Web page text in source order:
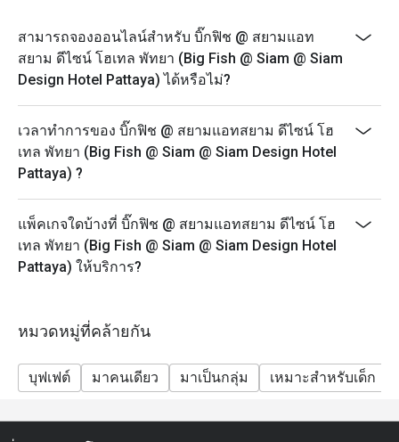
สามารถจองออนไลน์สำหรับ บิ๊กฟิช @ สยามแอท
สยาม ดีไซน์ โฮเทล พัทยา (Big Fish @ Siam @ Siam
Design Hotel Pattaya) ได้หรือไม่?
เวลาทำการของ บิ๊กฟิช @ สยามแอทสยาม ดีไซน์ โฮ
เทล พัทยา (Big Fish @ Siam @ Siam Design Hotel
Pattaya) ?
แพ็คเกจใดบ้างที่ บิ๊กฟิช @ สยามแอทสยาม ดีไซน์ โฮ
เทล พัทยา (Big Fish @ Siam @ Siam Design Hotel
Pattaya) ให้บริการ?
หมวดหมู่ที่คล้ายกัน
บุฟเฟต์ มาคนเดียว มาเป็นกลุ่ม เหมาะสำหรับเด็ก